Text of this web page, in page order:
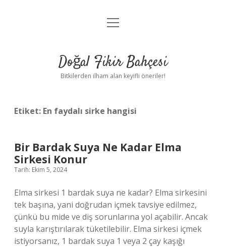
Anasayfa
Yasal Uyarı
menüyü
Doğal Fikir Bahçesi
Bitkilerden ilham alan keyifli öneriler!
Etiket: En faydalı sirke hangisi
Bir Bardak Suya Ne Kadar Elma
Sirkesi Konur
Tarih: Ekim 5, 2024
Elma sirkesi 1 bardak suya ne kadar? Elma sirkesini
tek başına, yani doğrudan içmek tavsiye edilmez,
çünkü bu mide ve diş sorunlarına yol açabilir. Ancak
suyla karıştırılarak tüketilebilir. Elma sirkesi içmek
istiyorsanız, 1 bardak suya 1 veya 2 çay kaşığı